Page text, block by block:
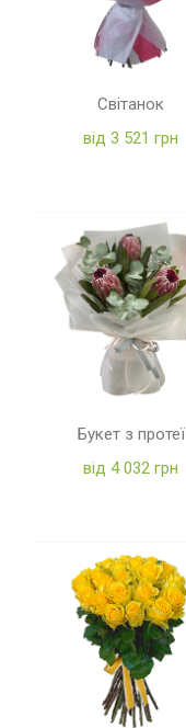
Світанок
від 3 521 грн
Букет з протеї
від 4 032 грн